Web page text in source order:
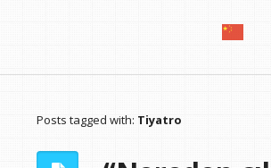
Posts tagged with: Tiyatro